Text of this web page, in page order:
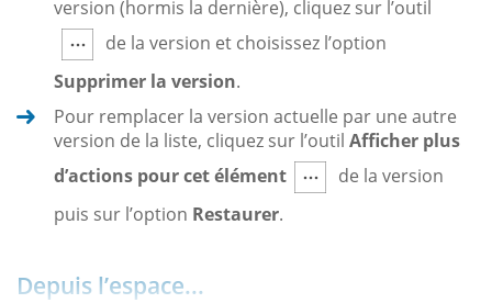
version (hormis la dernière), cliquez sur l’outil
de la version et choisissez l’option
Supprimer la version.
Pour remplacer la version actuelle par une autre
version de la liste, cliquez sur l’outil Afficher plus
d’actions pour cet élément
de la version
puis sur l’option Restaurer.
Depuis l’espace...